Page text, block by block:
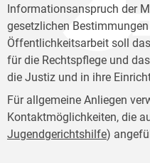
Informationsanspruch der
gesetzlichen
Öffentlichkeitsarbeit soll
für die Rechtspflege und
die Justiz und in ihre
Für allgemeine Anliegen
Kontaktmöglichkeiten, die
Jugendgerichtshilfe)